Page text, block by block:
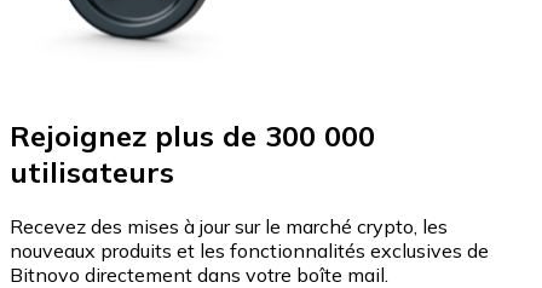
Rejoignez plus de 300 000
utilisateurs
Recevez des mises à jour sur le marché crypto, les
nouveaux produits et les fonctionnalités exclusives de
Bitnovo directement dans votre boîte mail.